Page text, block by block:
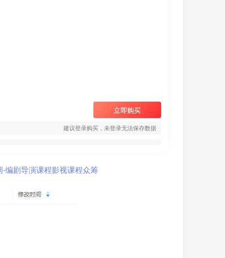
立即购买
建议登录购买，未登录无法保存数据